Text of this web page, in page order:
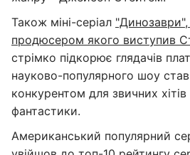
Також міні-серіал
продюсером якого виступив
стрімко підкорює глядачів
науково-популярного шоу
конкурентом для звичних
фантастики.
Американський популярний